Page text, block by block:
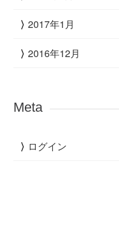
2017年1月
2016年12月
Meta
ログイン